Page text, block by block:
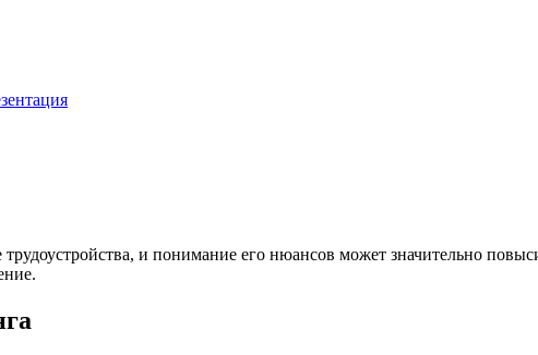
и понимание его нюансов может значительно